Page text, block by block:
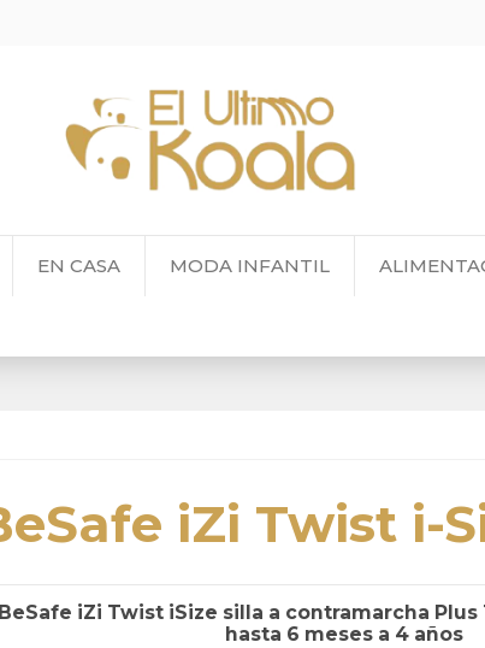
EN CASA MODA INFANTIL
iZi Twist i-
BeSafe iZi Twist iSize silla a contramarcha
hasta 6 meses a 4 años